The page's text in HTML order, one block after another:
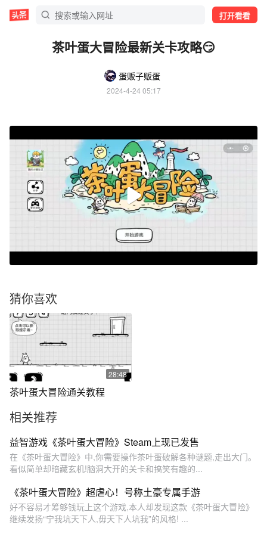
打开看看
茶叶蛋大冒险最新关卡攻略😏
蛋贩子贩蛋
2024-4-24 05:17
猜你喜欢
28:48
茶叶蛋大冒险通关教程
相关推荐
益智游戏《茶叶蛋大冒险》Steam上现已发售
在《茶叶蛋大冒险》中,你需要操作茶叶蛋破解各种谜题,走出大门。
看似简单却暗藏玄机!脑洞大开的关卡和搞笑有趣的...
《茶叶蛋大冒险》超虐心！号称土豪专属手游
好不容易才筹够钱玩上这个游戏,本人却发现这款《茶叶蛋大冒险》
继续发扬“宁我坑天下人,毋天下人坑我”的风格! ...